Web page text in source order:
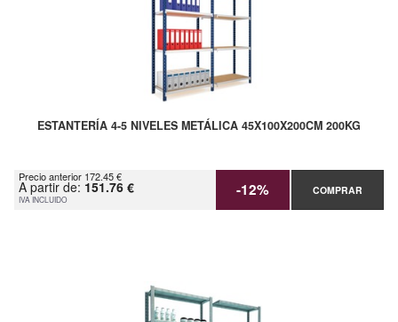
ESTANTERÍA 4-5 NIVELES METÁLICA 45X100X200CM 200KG
Precio anterior 172.45 €
A partir de: 151.76 €
IVA INCLUIDO -12% COMPRAR